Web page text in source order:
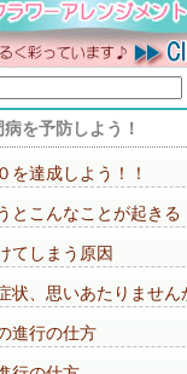
を予防しよう！
を達成しよう！！
とこんなことが起きる
てしまう原因
状、思いあたりません
進行の仕方